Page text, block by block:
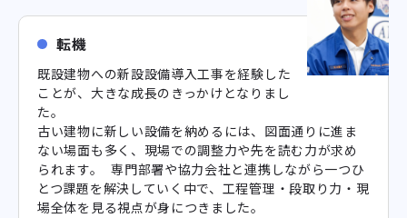
転機
既設建物への新設設備導入工事を経験した
ことが、大きな成長のきっかけとなりまし
た。
古い建物に新しい設備を納めるには、図面通りに進ま
ない場面も多く、現場での調整力や先を読む力が求め
られます。 専門部署や協力会社と連携しながら一つひ
とつ課題を解決していく中で、工程管理・段取り力・現
場全体を見る視点が身につきました。